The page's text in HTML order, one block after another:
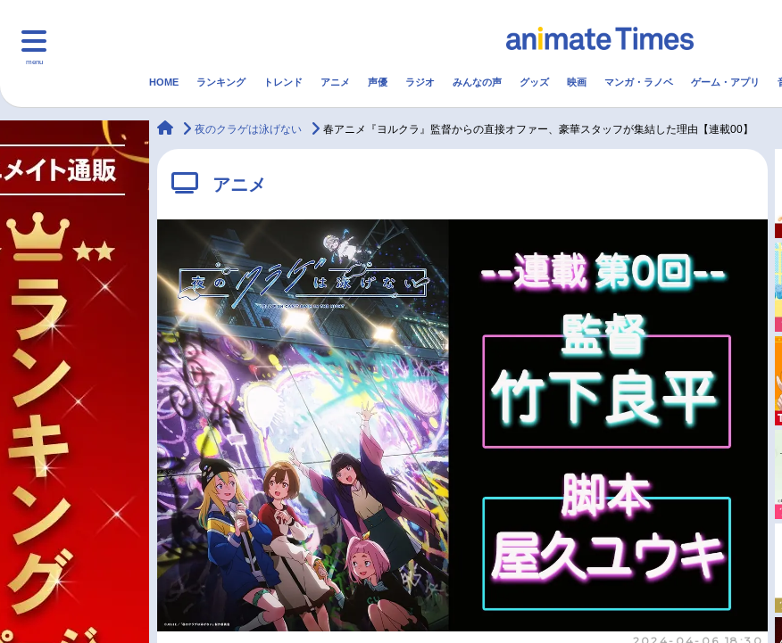
menu
マンガ・ラノベ ゲーム・アプリ
アニメ記事一覧
声優記事一覧
実写化映画一覧
男性声優/女性声優一覧
今期アニメ曜日別
春アニメ
夏アニメ
FOLLOW US
HOME ランキング トレンド アニメ 声優 ラジオ みんなの声 グッズ 映画 マンガ・ラノベ ゲーム・アプリ
animateTimes
夜のクラゲは泳げない 春アニメ『ヨルクラ』監督からの直接オファー、豪華スタッフが集結した理由【連載00】
アニメ